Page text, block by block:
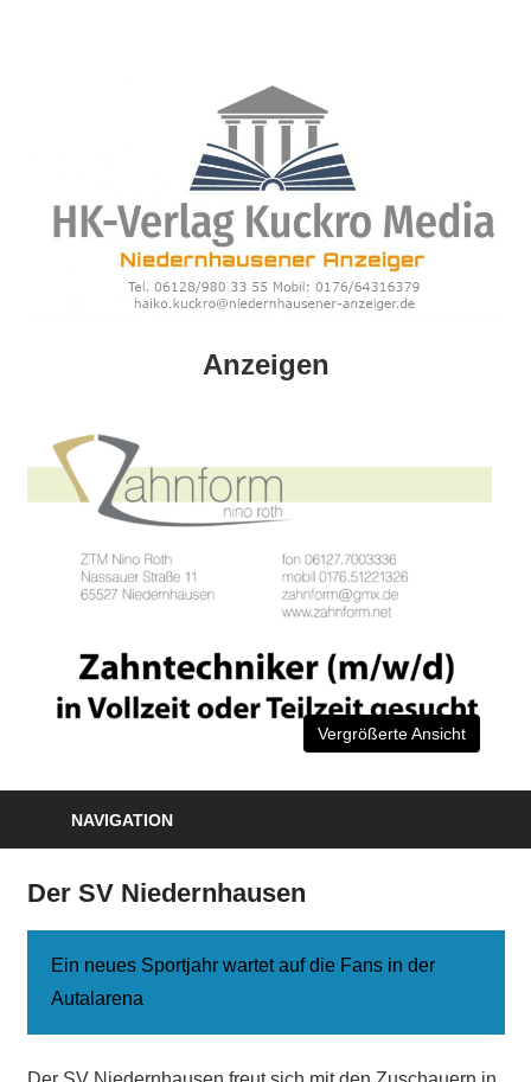
Media
Anzeigen
Vergrößerte Ansicht
NAVIGATION
Der SV Niedernhausen
Ein neues Sportjahr wartet auf die Fans in der
Autalarena